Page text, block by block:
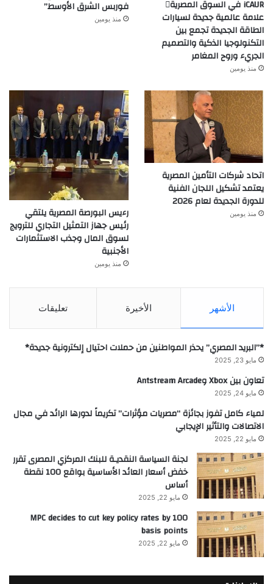
iCAUR في السوق المصرية
علامة عالمية جديدة لسيارات
الطاقة الجديدة تجمع بين
التكنولوجيا الذكية والتصميم
الجريء وروح المغامر
منذ يومين
فوربس الشرق الأوسط”
منذ يومين
اتحاد شركات التأمين المصرية
يعتمد تشكيل اللجان الفنية
للدورة الجديدة لعام 2026
منذ يومين
رءيس البورصة المصرية يلتقي
رئيس جهاز التمثيل التجاري للترويج
لسوق المال وجذب الاستثمارات
الأجنبية
منذ يومين
الأشهر الأخيرة تعليقات
*”البريد المصري” يحذر المواطنين من حملات احتيال إلكترونية جديدة*
مايو 23, 2025
تعاون بين Xbox وAntstream Arcade
مايو 24, 2025
لمياء كامل تفوز بجائزة “مصريات مؤثرات” تكريماً لدورها الرائد في مجال
الاتصالات والتأثير الإيجابي
مايو 22, 2025
لجنة السياسة النقديـة للبنك المركزي المصرى تقرر
خفض أسعار العائد الأساسية بواقع 100 نقطة
أساس
مايو 22, 2025
MPC decides to cut key policy rates by 100
basis points
مايو 22, 2025